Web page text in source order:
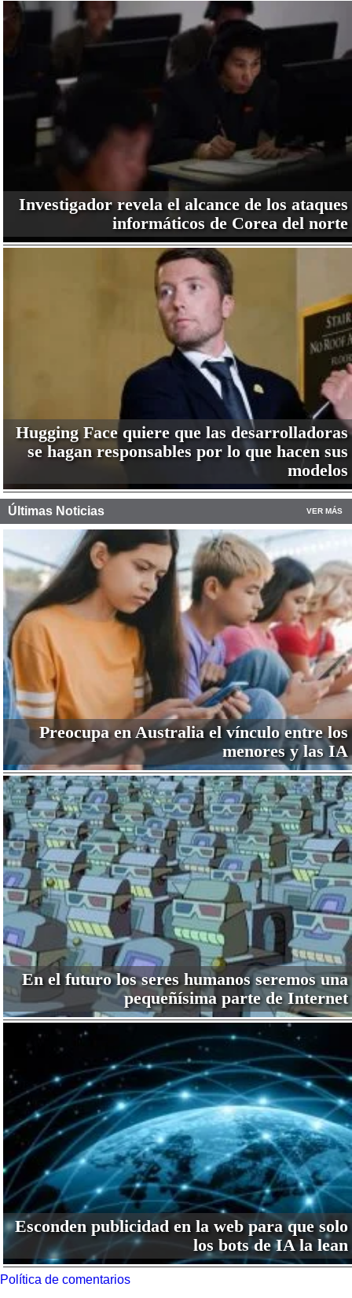
Investigador revela el alcance de los ataques
informáticos de Corea del norte
Hugging Face quiere que las desarrolladoras
se hagan responsables por lo que hacen sus
modelos
Últimas Noticias VER MÁS
Preocupa en Australia el vínculo entre los
menores y las IA
En el futuro los seres humanos seremos una
pequeñísima parte de Internet
Esconden publicidad en la web para que solo
los bots de IA la lean
Política de comentarios